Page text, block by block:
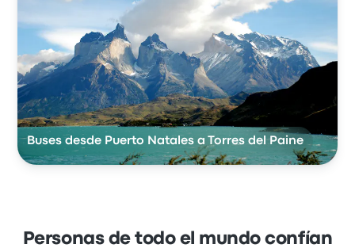
Buses desde Puerto Natales a Torres del Paine
Personas de todo el mundo confían